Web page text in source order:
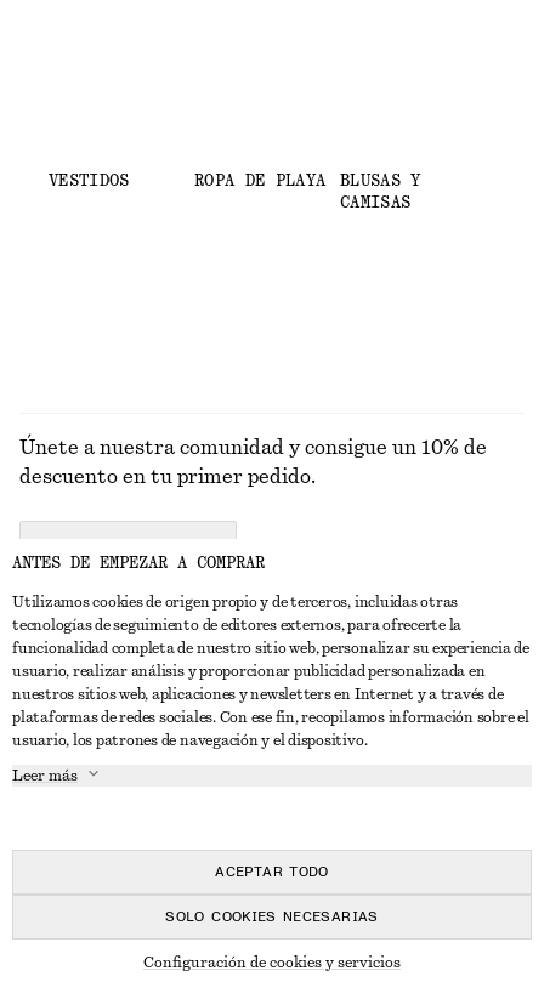
VESTIDOS ROPA DE PLAYA
BLUSAS Y
CAMISAS
PONTE EN CONTACTO CON NOSOTROS
Contacta con nosotros
Localizador de tiendas
Filiales
Instagram
Pinterest
ATENCIÓN AL CLIENTE
Devolución y reembolso
Preguntas frecuentes
ACERCA DE
Fase de creación
Únete a nuestra comunidad y consigue un 10% de
descuento en tu primer pedido.
© 2026 & OTHER STORIES
ANTES DE EMPEZAR A COMPRAR
Utilizamos cookies de origen propio y de terceros, incluidas otras
tecnologías de seguimiento de editores externos, para ofrecerte la
funcionalidad completa de nuestro sitio web, personalizar su experiencia de
usuario, realizar análisis y proporcionar publicidad personalizada en
nuestros sitios web, aplicaciones y newsletters en Internet y a través de
plataformas de redes sociales. Con ese fin, recopilamos información sobre el
usuario, los patrones de navegación y el dispositivo.
Leer más
ACEPTAR TODO
SOLO COOKIES NECESARIAS
Configuración de cookies y servicios